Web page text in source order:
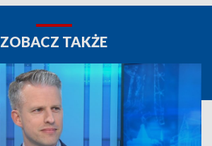
ZOBACZ TAKŻE